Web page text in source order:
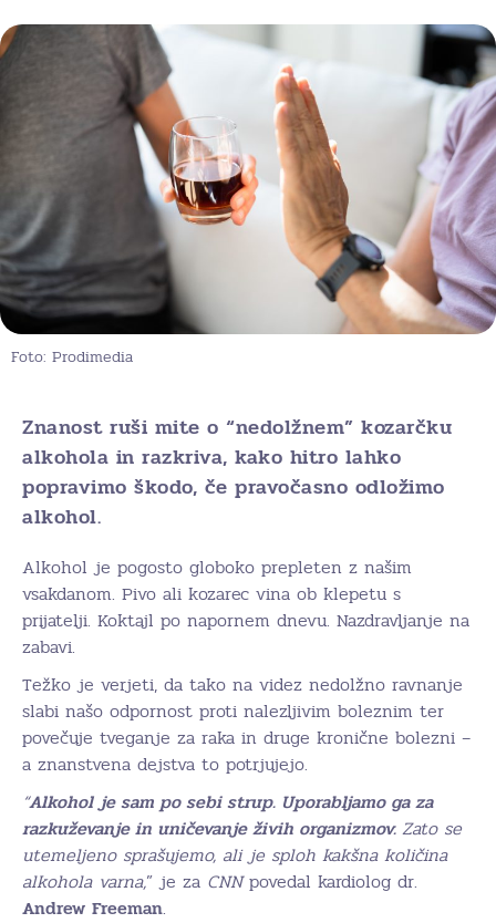
Foto: Prodimedia
Znanost ruši mite o “nedolžnem” kozarčku
alkohola in razkriva, kako hitro lahko
popravimo škodo, če pravočasno odložimo
alkohol.
Alkohol je pogosto globoko prepleten z našim
vsakdanom. Pivo ali kozarec vina ob klepetu s
prijatelji. Koktajl po napornem dnevu. Nazdravljanje na
zabavi.
Težko je verjeti, da tako na videz nedolžno ravnanje
slabi našo odpornost proti nalezljivim boleznim ter
povečuje tveganje za raka in druge kronične bolezni –
a znanstvena dejstva to potrjujejo.
“Alkohol je sam po sebi strup. Uporabljamo ga za
razkuževanje in uničevanje živih organizmov. Zato se
utemeljeno sprašujemo, ali je sploh kakšna količina
alkohola varna,” je za CNNpovedal kardiolog dr.
Andrew Freeman.